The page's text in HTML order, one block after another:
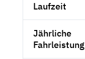
Laufzeit
Jährliche
Fahrleistung